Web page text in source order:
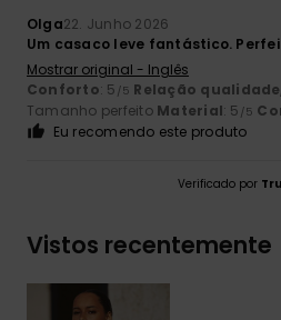
Olga22. Junho 2026
Um casaco leve fantástico.
Mostrar original - Inglês
Conforto: 5 /5 Relação
Tamanho perfeito Material: 5 /5
Eu recomendo este produto
Verificado por
Vistos recentemente